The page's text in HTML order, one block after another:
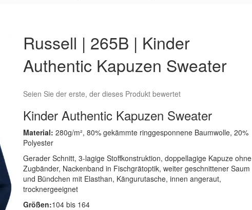
Russell | 265B | Kinder
Authentic Kapuzen Sweater
Seien Sie der erste, der dieses Produkt bewertet
Kinder Authentic Kapuzen Sweater
Material:280g/m², 80% gekämmte ringgesponnene Baumwolle, 20%
Polyester
Gerader Schnitt, 3-lagige Stoffkonstruktion, doppellagige Kapuze ohne
Zugbänder, Nackenband in Fischgrätoptik, weiter geschnittener Saum
und Bündchen mit Elasthan, Kängurutasche, innen angeraut,
trocknergeeignet
Größen:104 bis 164